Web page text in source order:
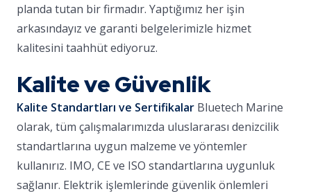
planda tutan bir firmadır. Yaptığımız her işin
arkasındayız ve garanti belgelerimizle hizmet
kalitesini taahhüt ediyoruz.
Kalite ve Güvenlik
Kalite Standartları ve Sertifikalar Bluetech Marine
olarak, tüm çalışmalarımızda uluslararası denizcilik
standartlarına uygun malzeme ve yöntemler
kullanırız. IMO, CE ve ISO standartlarına uygunluk
sağlanır. Elektrik işlemlerinde güvenlik önlemleri